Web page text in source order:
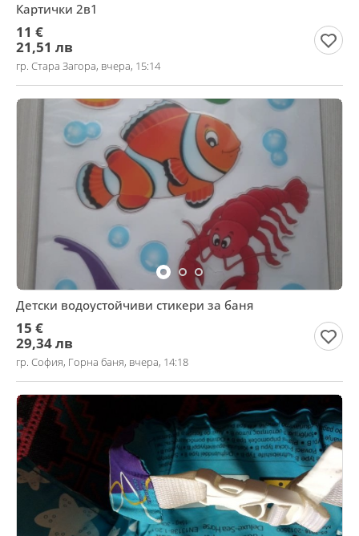
Картички 2в1
11 €
21,51 лв
гр. Стара Загора, вчера, 15:14
Детски водоустойчиви стикери за баня
15 €
29,34 лв
гр. София, Горна баня, вчера, 14:18